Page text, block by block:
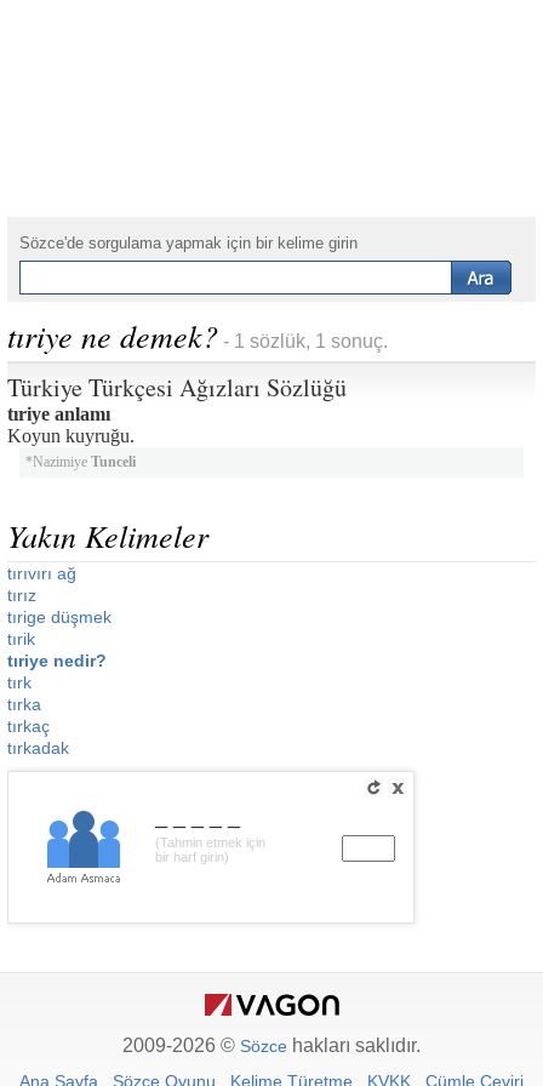
Sözce'de sorgulama yapmak için bir kelime girin
tıriye ne demek? - 1 sözlük, 1 sonuç.
Türkiye Türkçesi Ağızları Sözlüğü
tıriye anlamı
Koyun kuyruğu.
*Nazimiye Tunceli
Yakın Kelimeler
tırıvırı ağ
tırız
tırige düşmek
tırik
tıriye nedir?
tırk
tırka
tırkaç
tırkadak
(Tahmin etmek için
bir harf girin)
2009-2026 © Sözce hakları saklıdır.
Ana Sayfa Sözce Oyunu Kelime Türetme KVKK Cümle Çeviri